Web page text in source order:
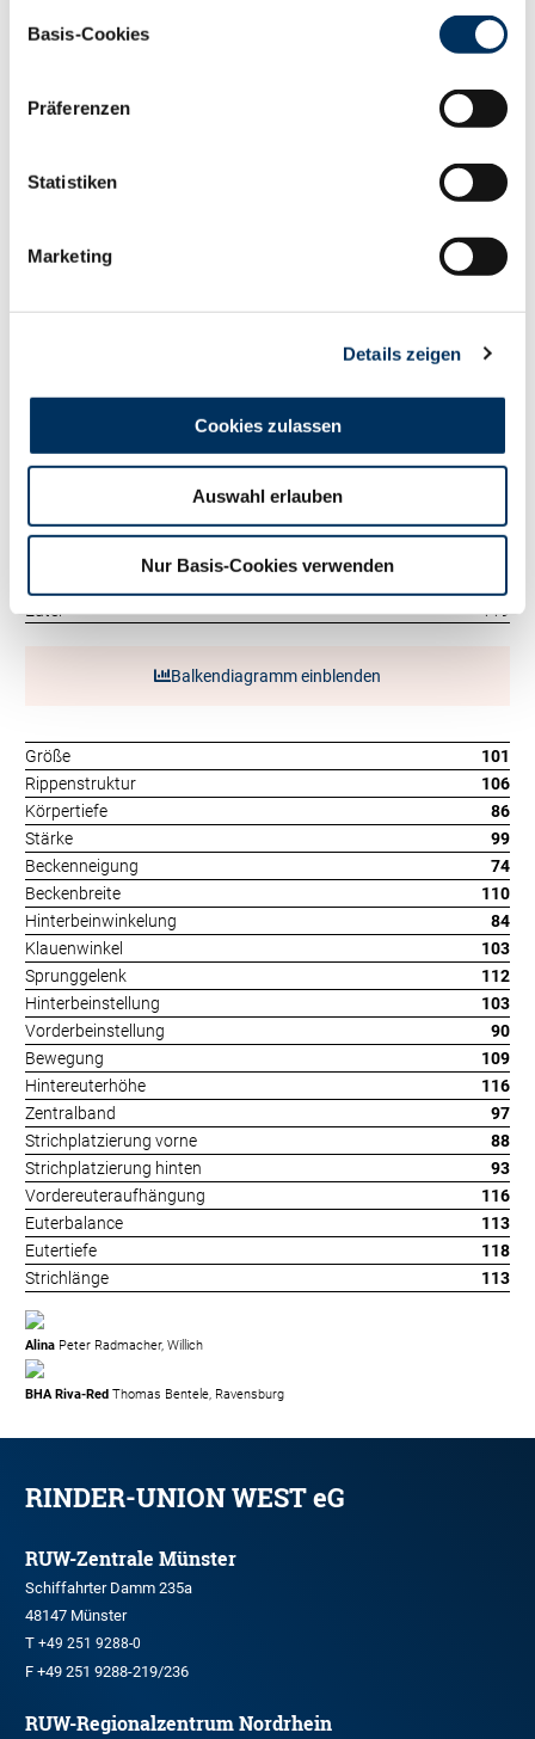
Cookies, wenn Sie unsere Webseite weiterhin nutzen.
Basis-Cookies
Präferenzen
Statistiken
Marketing
Details zeigen
Cookies zulassen
Auswahl erlauben
Nur Basis-Cookies verwenden
RZRepro
99
RZ
Kälberfit 116
126
Tö./Betr.
3132/1002
Fett %
+0.15
+66
114
RZE 118
Milchtyp
112
Euter
119
Balkendiagramm einblenden
Größe
101
Rippenstruktur
106
Körpertiefe
86
Stärke
99
Beckenneigung
74
Beckenbreite
110
Hinterbeinwinkelung
84
Klauenwinkel
103
Sprunggelenk
112
Hinterbeinstellung
103
Vorderbeinstellung
90
Bewegung
109
Hintereuterhöhe
116
Zentralband
97
Strichplatzierung vorne
88
Strichplatzierung hinten
93
Vordereuteraufhängung
116
Euterbalance
113
Eutertiefe
118
Strichlänge
113
Alina Peter Radmacher, Willich
BHA Riva-Red Thomas Bentele, Ravensburg
RINDER-UNION WEST eG
RUW-Zentrale Münster
Schiffahrter Damm 235a
48147 Münster
T +49 251 9288-0
F +49 251 9288-219/236
RUW-Regionalzentrum Nordrhein